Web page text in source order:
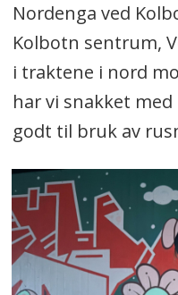
Nordenga ved
Kolbotn sentrum,
i traktene i nord
har vi snakket
godt til bruk av